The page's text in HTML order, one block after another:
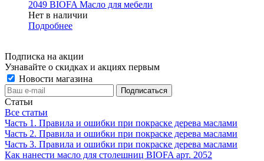
2049 BIOFA Масло для мебели
Нет в наличии
Подробнее
Подписка на акции
Узнавайте о скидках и акциях первым
Новости магазина
Статьи
Все статьи
Часть 1. Правила и ошибки при покраске дерева маслами
Часть 2. Правила и ошибки при покраске дерева маслами
Часть 3. Правила и ошибки при покраске дерева маслами
Как нанести масло для столешниц BIOFA арт. 2052